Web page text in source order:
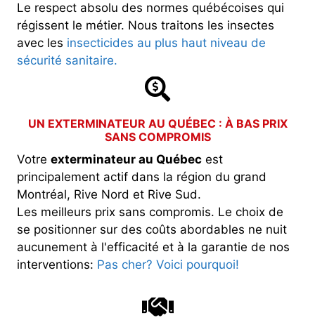
Le respect absolu des normes québécoises qui
régissent le métier. Nous traitons les insectes
avec les insecticides au plus haut niveau de
sécurité sanitaire.
UN EXTERMINATEUR AU QUÉBEC : À BAS PRIX
SANS COMPROMIS
Votre exterminateur au Québec est
principalement actif dans la région du grand
Montréal, Rive Nord et Rive Sud.
Les meilleurs prix sans compromis. Le choix de
se positionner sur des coûts abordables ne nuit
aucunement à l'efficacité et à la garantie de nos
interventions: Pas cher? Voici pourquoi!